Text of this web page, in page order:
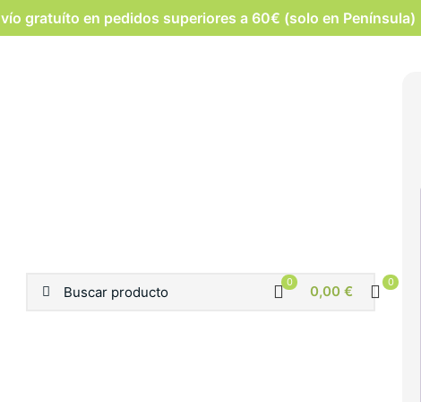
gratuíto en pedidos superiores a 60€ (solo en Península)
0
0,00 €
0